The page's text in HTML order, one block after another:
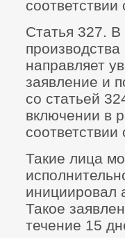
Статья 327. В
направляет
заявление и
со статьей
включении в
Такие лица
инициировал
Такое
течение 15